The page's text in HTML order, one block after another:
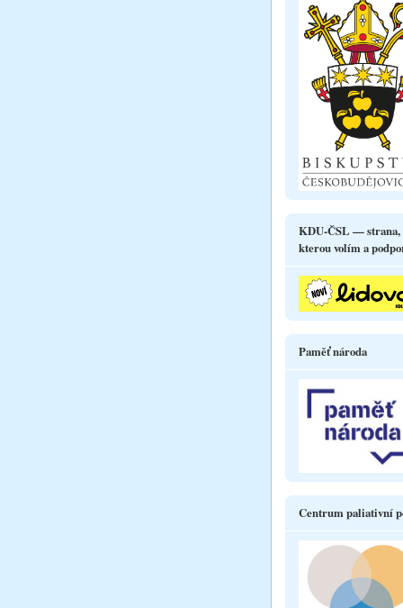
KDU-ČSL — strana,
kterou volím a
Paměť národa
Centrum paliativní